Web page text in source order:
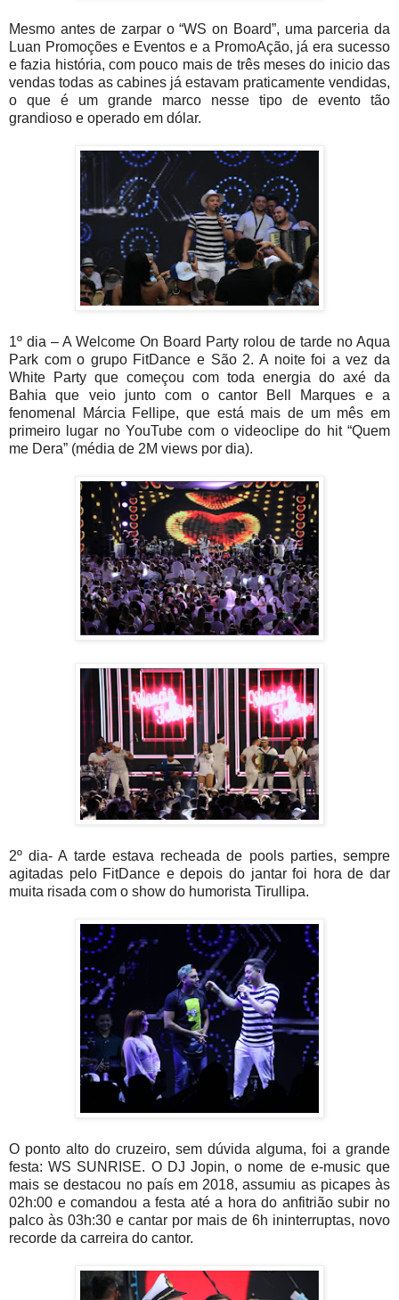
Mesmo antes de zarpar o “WS on Board”, uma parceria da
Luan Promoções e Eventos e a PromoAção, já era sucesso
e fazia história, com pouco mais de três meses do inicio das
vendas todas as cabines já estavam praticamente vendidas,
o que é um grande marco nesse tipo de evento tão
grandioso e operado em dólar.
1º dia – A Welcome On Board Party rolou de tarde no Aqua
Park com o grupo FitDance e São 2. A noite foi a vez da
White Party que começou com toda energia do axé da
Bahia que veio junto com o cantor Bell Marques e a
fenomenal Márcia Fellipe, que está mais de um mês em
primeiro lugar no YouTube com o videoclipe do hit “Quem
me Dera” (média de 2M views por dia).
2º dia- A tarde estava recheada de pools parties, sempre
agitadas pelo FitDance e depois do jantar foi hora de dar
muita risada com o show do humorista Tirullipa.
O ponto alto do cruzeiro, sem dúvida alguma, foi a grande
festa: WS SUNRISE. O DJ Jopin, o nome de e-music que
mais se destacou no país em 2018, assumiu as picapes às
02h:00 e comandou a festa até a hora do anfitrião subir no
palco às 03h:30 e cantar por mais de 6h ininterruptas, novo
recorde da carreira do cantor.